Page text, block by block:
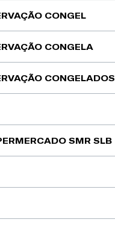
CONGEL
CONGELA
CONGELADOS
SMR SLB